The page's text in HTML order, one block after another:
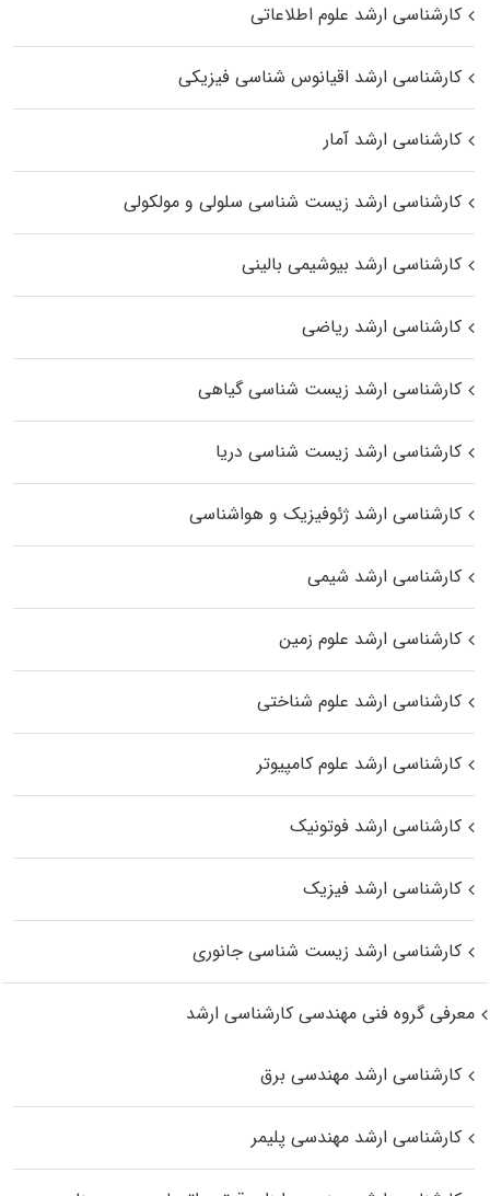
کارشناسی ارشد علوم اطلاعاتی
کارشناسی ارشد اقیانوس‌ شناسی فیزیکی
کارشناسی ارشد آمار
کارشناسی ارشد زیست شناسی سلولی و مولکولی
کارشناسی ارشد بیوشیمی بالینی
کارشناسی ارشد ریاضی
کارشناسی ارشد زیست‌ شناسی گیاهی
کارشناسی ارشد زیست‌ شناسی دریا
کارشناسی ارشد ژئوفیزیک و هواشناسی
کارشناسی ارشد شیمی
کارشناسی ارشد علوم زمین
کارشناسی ارشد علوم شناختی
کارشناسی ارشد علوم کامپیوتر
کارشناسی ارشد فوتونیک
کارشناسی ارشد فیزیک
کارشناسی ارشد زیست‌ شناسی جانوری
معرفی گروه فنی مهندسی کارشناسی ارشد
کارشناسی ارشد مهندسی برق
کارشناسی ارشد مهندسی پلیمر